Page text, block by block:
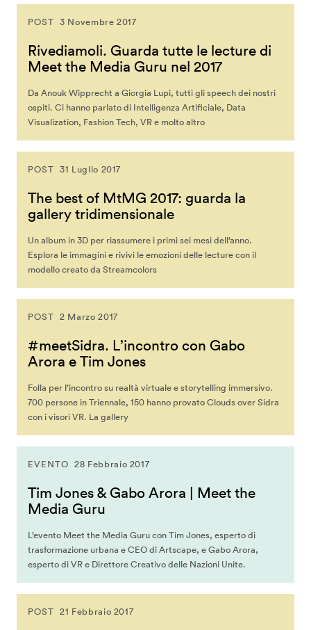
POST 3 Novembre 2017
Rivediamoli. Guarda tutte le lecture di
Meet the Media Guru nel 2017
Da Anouk Wipprecht a Giorgia Lupi, tutti gli speech dei nostri
ospiti. Ci hanno parlato di Intelligenza Artificiale, Data
Visualization, Fashion Tech, VR e molto altro
POST 31 Luglio 2017
The best of MtMG 2017: guarda la
gallery tridimensionale
Un album in 3D per riassumere i primi sei mesi dell’anno.
Esplora le immagini e rivivi le emozioni delle lecture con il
modello creato da Streamcolors
POST 2 Marzo 2017
#meetSidra. L’incontro con Gabo
Arora e Tim Jones
Folla per l’incontro su realtà virtuale e storytelling immersivo.
700 persone in Triennale, 150 hanno provato Clouds over Sidra
con i visori VR. La gallery
EVENTO 28 Febbraio 2017
Tim Jones & Gabo Arora | Meet the
Media Guru
L’evento Meet the Media Guru con Tim Jones, esperto di
trasformazione urbana e CEO di Artscape, e Gabo Arora,
esperto di VR e Direttore Creativo delle Nazioni Unite.
POST 21 Febbraio 2017